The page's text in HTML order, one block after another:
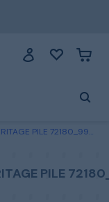
PILE 72180_990 Helly Hansen Workwear Pelsfiberjakke sort, fiberpels Sort
PILE